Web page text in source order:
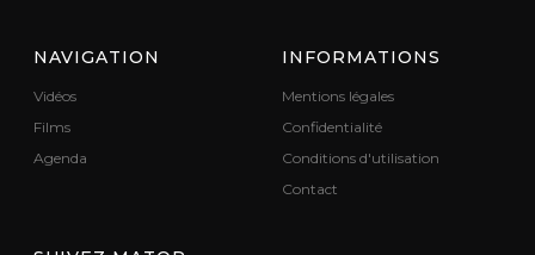
NAVIGATION
Vidéos
Films
Agenda
INFORMATIONS
Mentions légales
Confidentialité
Conditions d'utilisation
Contact